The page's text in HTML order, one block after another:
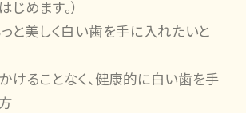
めます。）
っと美しく白い歯を手に入れたいと
けることなく、健康的に白い歯を手